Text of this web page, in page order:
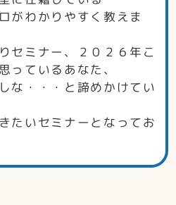
がわかりやすく教えま
セミナー、２０２６年こ
っているあなた、
な・・・と諦めかけてい
たいセミナーとなってお